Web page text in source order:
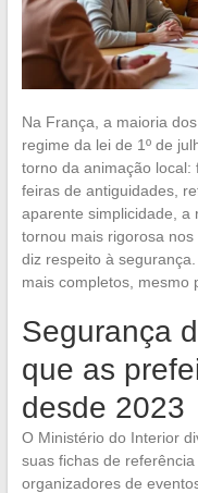
Na França, a maioria
regime da lei de 1º de
torno da animação local:
feiras de antiguidades,
aparente simplicidade, a
tornou mais rigorosa
diz respeito à
mais completos, mesmo
Segurança
que as
desde 2023
O Ministério do Interior
suas fichas de
organizadores de